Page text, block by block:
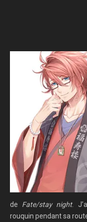
de Fate/stay night.
rouquin pendant sa